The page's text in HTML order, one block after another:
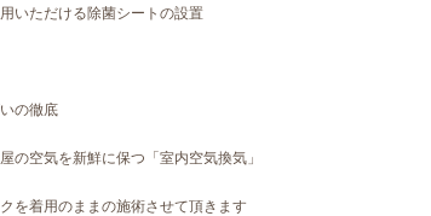
いただける除菌シートの設置
の徹底
の空気を新鮮に保つ「室内空気換気」
を着用のままの施術させて頂きます